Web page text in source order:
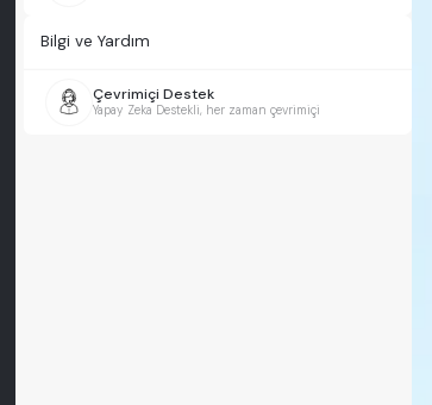
Bilgi ve Yardım
Çevrimiçi Destek
Yapay Zeka Destekli, her zaman çevrimiçi